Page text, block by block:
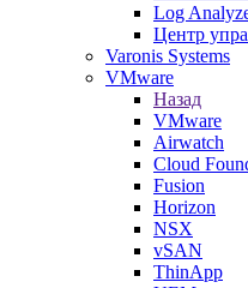
Log
Центр
Varonis Systems
VMware
Назад
VMware
Airwatch
Cloud
Fusion
Horizon
NSX
vSAN
ThinApp